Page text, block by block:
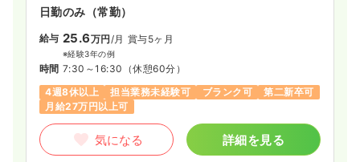
日勤のみ（常勤）
給与 25.6万円 /月 賞与5ヶ月
※経験3年の例
時間 7:30～16:30 （休憩60分）
4週8休以上
担当業務未経験可 ブランク可
第二新卒可
月給27万円以上可
気になる 詳細を見る